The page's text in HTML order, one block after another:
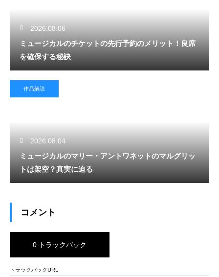
2026.08.06
ミュージカルのチケットの先行予約のメリット！良席
を確保する秘訣
作品解説
2026.08.04
ミュージカルのマリー・アントワネットのマルグリッ
トは架空？真実に迫る
コメント
0 トラックバック
トラックバックURL